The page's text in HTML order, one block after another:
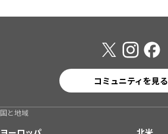
コミュニティを見る
国と地域